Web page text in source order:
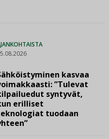
kasvaa
”Tulevat
syntyvät,
erilliset
tuodaan